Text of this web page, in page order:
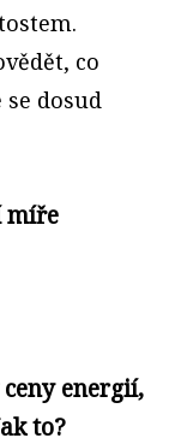
co
dosud
míře
energií,
to?